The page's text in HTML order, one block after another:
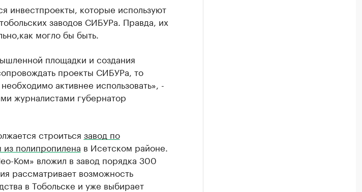
инвестпроекты, которые используют
заводов СИБУРа. Правда, их
могло бы быть.
площадки и создания
проекты СИБУРа, то
активнее использовать», -
журналистами губернатор
строиться завод по
из полипропилена в Исетском районе.
Ком» вложил в завод порядка 300
рассматривает возможность
в Тобольске и уже выбирает